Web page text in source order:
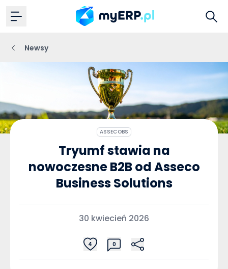
Newsy
ASSECOBS
Tryumf stawia na
nowoczesne B2B od Asseco
Business Solutions
30 kwiecień 2026
4 0